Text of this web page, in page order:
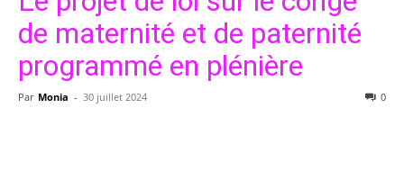
de maternité et de paternité
programmé en plénière
Par Monia - 30 juillet 2024 0